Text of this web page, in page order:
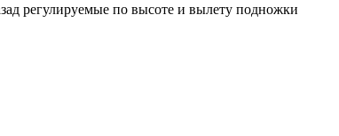
регулируемые по высоте и вылету подножки